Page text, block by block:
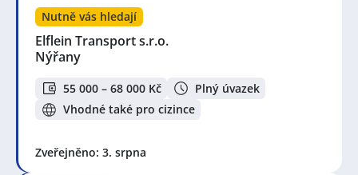
Nutně vás hledají
Elflein Transport s.r.o.
Nýřany
55 000 – 68 000 Kč
Plný úvazek
Vhodné také pro cizince
Zveřejněno: 3. srpna